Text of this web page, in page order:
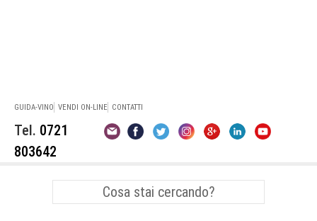
GUIDA-VINO VENDI ON-LINE CONTATTI
Tel. 0721
803642